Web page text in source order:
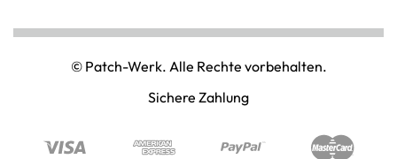
Mein Konto
PAINTBALL & AIRSOFT
PUNISHER & SKULLS
WIKINGER & MITTELALTERWELTEN
© Patch-Werk. Alle Rechte vorbehalten.
Sichere Zahlung